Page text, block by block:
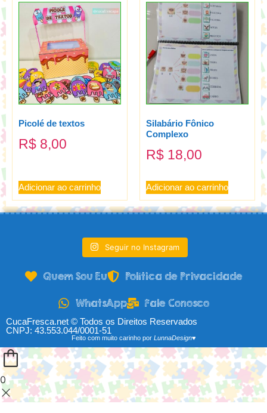
Picolé de textos
R$ 8,00
Adicionar ao carrinho
Silabário Fônico
Complexo
R$ 18,00
Adicionar ao carrinho
Seguir no Instagram
Quem Sou Eu Política de Privacidade
WhatsApp Fale Conosco
CucaFresca.net © Todos os Direitos Reservados
CNPJ: 43.553.044/0001-51
Feito com muito carinho por LunnaDesign♥
0